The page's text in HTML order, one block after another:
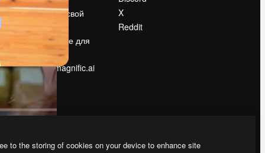
Продайте свой
Помещение для
прессы
Ищете magnific.ai
X
Reddit
to the storing of cookies on your device to enhance site